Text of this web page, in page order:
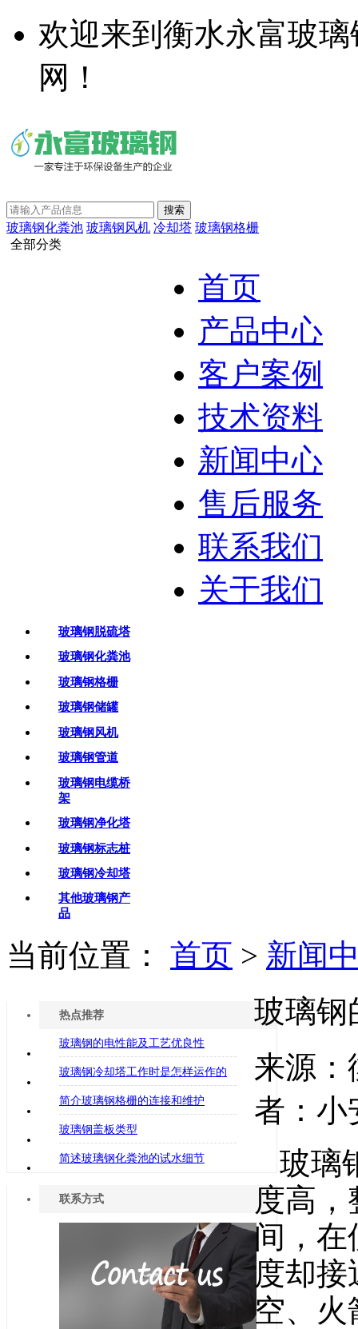
欢迎来到衡水永富玻
网！
玻璃钢化粪池 玻璃钢风机 冷却塔 玻璃钢格栅
全部分类
首页
产品中心
客户案例
技术资料
新闻中心
售后服务
联系我们
关于我们
玻璃钢脱硫塔
玻璃钢化粪池
玻璃钢格栅
玻璃钢储罐
玻璃钢风机
玻璃钢管道
玻璃钢电缆桥
架
玻璃钢净化塔
玻璃钢标志桩
玻璃钢冷却塔
其他玻璃钢产
品
当前位置： 首页 > 新闻
热点推荐
玻璃钢的电性能及工艺优良性
玻璃钢冷却塔工作时是怎样运作的
简介玻璃钢格栅的连接和维护
玻璃钢盖板类型
简述玻璃钢化粪池的试水细节
联系方式
玻璃钢
来源
者：
玻璃
度高
间，在
度却接
空、火